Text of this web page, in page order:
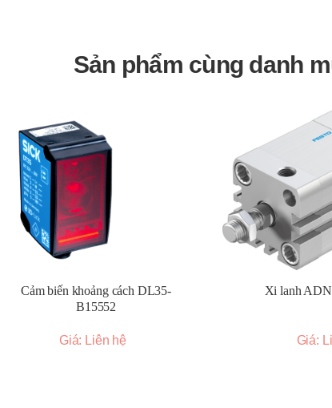
Sản phẩm cùng danh
Cảm biến khoảng cách DL35-
B15552
Giá: Liên hệ
Xi lanh
Giá: